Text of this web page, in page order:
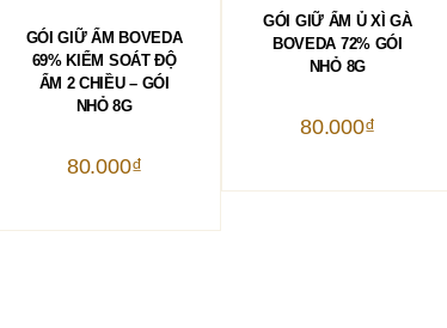
THÊM VÀO GIỎ HÀNG
GÓI GIỮ ẨM BOVEDA
69% KIỂM SOÁT ĐỘ
ẨM 2 CHIỀU – GÓI
NHỎ 8G
80.000₫
THÊM VÀO GIỎ HÀNG
GÓI GIỮ ẨM Ủ XÌ GÀ
BOVEDA 72% GÓI
NHỎ 8G
80.000₫